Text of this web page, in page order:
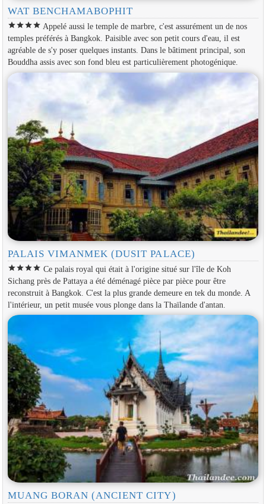
WAT BENCHAMABOPHIT
starstarstarstar Appelé aussi le temple de marbre, c'est assurément un de nos
temples préférés à Bangkok. Paisible avec son petit cours d'eau, il est
agréable de s'y poser quelques instants. Dans le bâtiment principal, son
Bouddha assis avec son fond bleu est particulièrement photogénique.
PALAIS VIMANMEK (DUSIT PALACE)
starstarstarstar Ce palais royal qui était à l'origine situé sur l'île de Koh
Sichang près de Pattaya a été déménagé pièce par pièce pour être
reconstruit à Bangkok. C'est la plus grande demeure en tek du monde. A
l'intérieur, un petit musée vous plonge dans la Thaïlande d'antan.
MUANG BORAN (ANCIENT CITY)